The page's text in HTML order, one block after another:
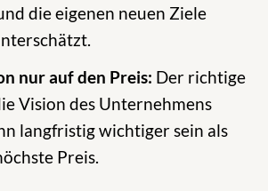
die eigenen neuen Ziele
nur auf den Preis: Der richtige
Vision des Unternehmens
langfristig wichtiger sein als
Preis.